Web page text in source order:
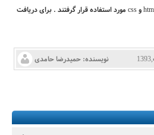
refference به عنوان منابع دوبخش html و css مورد استفاده قرار گرفتند . برای دریافت
نویسنده: حمیدرضا حامدی